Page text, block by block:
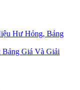
Hư Hỏng, Bảng
Giá Và Giải